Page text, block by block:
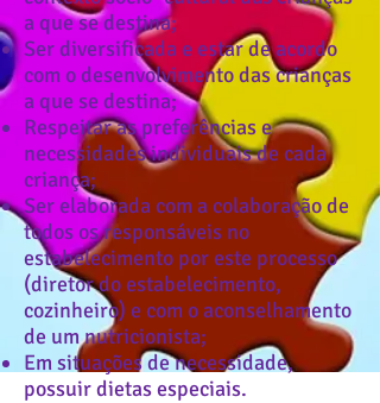
a que se destina;
Ser diversificada e estar de acordo
com o desenvolvimento das crianças
a que se destina;
Respeitar as preferências e
necessidades individuais de cada
criança;
Ser elaborada com a colaboração de
todos os responsáveis no
estabelecimento por este processo
(diretor do estabelecimento,
cozinheiro) e com o aconselhamento
de um nutricionista;
Em situações de necessidade,
possuir dietas especiais.